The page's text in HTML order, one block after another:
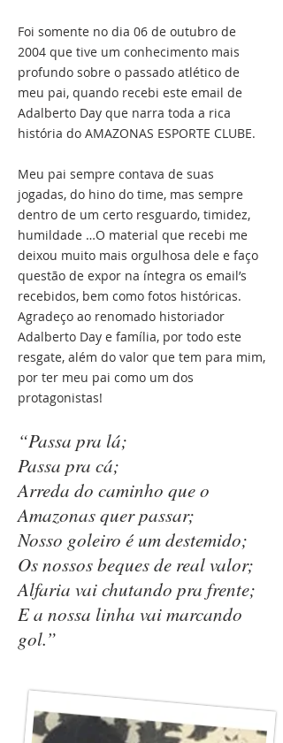
Foi somente no dia 06 de outubro de
2004 que tive um conhecimento mais
profundo sobre o passado atlético de
meu pai, quando recebi este email de
Adalberto Day que narra toda a rica
história do AMAZONAS ESPORTE CLUBE.
Meu pai sempre contava de suas
jogadas, do hino do time, mas sempre
dentro de um certo resguardo, timidez,
humildade …O material que recebi me
deixou muito mais orgulhosa dele e faço
questão de expor na íntegra os email’s
recebidos, bem como fotos históricas.
Agradeço ao renomado historiador
Adalberto Day e família, por todo este
resgate, além do valor que tem para mim,
por ter meu pai como um dos
protagonistas!
“Passa pra lá;
Passa pra cá;
Arreda do caminho que o
Amazonas quer passar;
Nosso goleiro é um destemido;
Os nossos beques de real valor;
Alfaria vai chutando pra frente;
E a nossa linha vai marcando
gol.”